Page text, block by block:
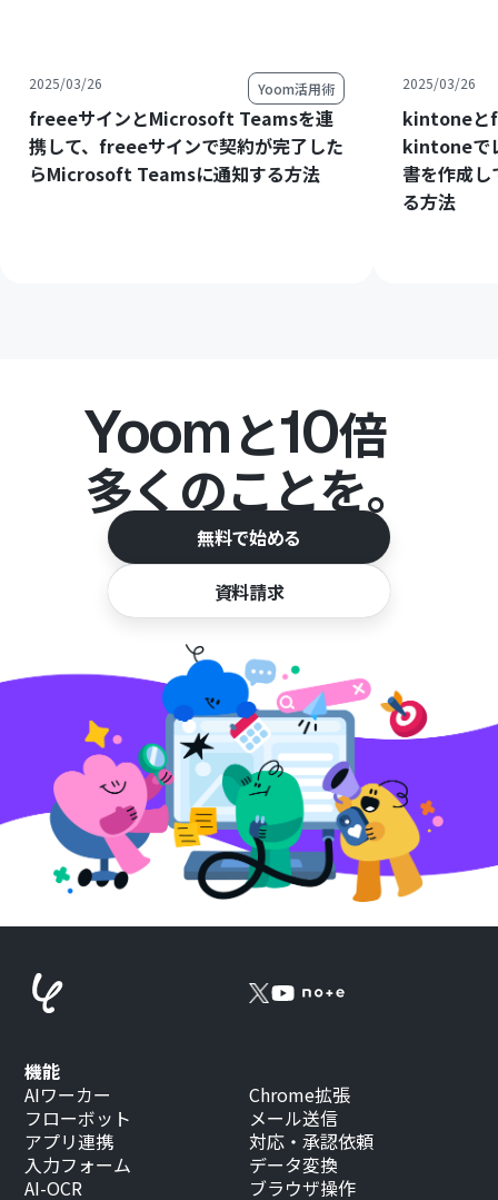
2025/03/26 Yoom活用術
freeeサインとMicrosoft Teamsを連
携して、freeeサインで契約が完了した
らMicrosoft Teamsに通知する方法
2025/03/26
kintoneと
kintoneで
書を作成
る方法
Yoomと10倍
多くのことを。
無料で始める
資料請求
機能
AIワーカー
フローボット
アプリ連携
入力フォーム
AI-OCR
Chrome拡張
メール送信
対応・承認依頼
データ変換
ブラウザ操作